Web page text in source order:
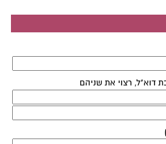
דוא"ל, רצוי את שניהם